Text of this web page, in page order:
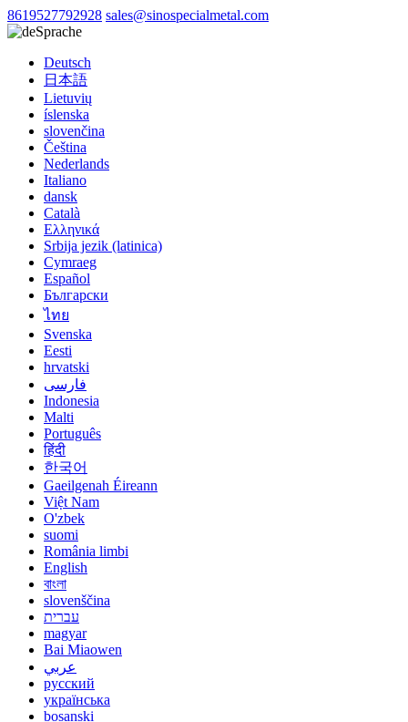
8619527792928 sales@sinospecialmetal.com
Sprache
Deutsch
日本語
Lietuvių
íslenska
slovenčina
Čeština
Nederlands
Italiano
dansk
Català
Ελληνικά
Srbija jezik (latinica)
Cymraeg
Español
Български
ไทย
Svenska
Eesti
hrvatski
فارسی
Indonesia
Malti
Português
हिंदी
한국어
Gaeilgenah Éireann
Việt Nam
O'zbek
suomi
România limbi
English
বাংলা
slovenščina
עברית
magyar
Bai Miaowen
عربي
русский
українська
bosanski